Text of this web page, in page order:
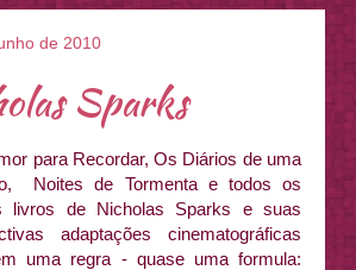
de 2010
Sparks
para Recordar, Os Diários de uma
Noites de Tormenta e todos os
livros de Nicholas Sparks e suas
adaptações cinematográficas
uma regra - quase uma formula: